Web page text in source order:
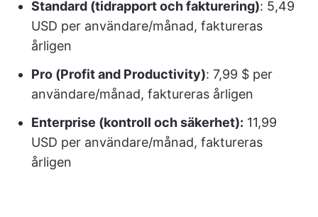
Standard (tidrapport och fakturering): 5,49
USD per användare/månad, faktureras
årligen
Pro (Profit and Productivity): 7,99 $ per
användare/månad, faktureras årligen
Enterprise (kontroll och säkerhet): 11,99
USD per användare/månad, faktureras
årligen